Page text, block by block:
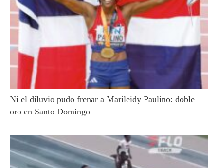
Ni el diluvio pudo frenar a Marileidy Paulino: doble
oro en Santo Domingo